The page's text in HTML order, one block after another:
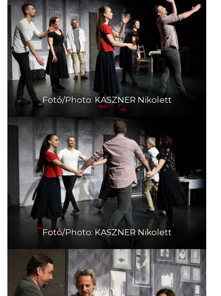
Fotó/Photo: KASZNER Nikolett
Fotó/Photo: KASZNER Nikolett